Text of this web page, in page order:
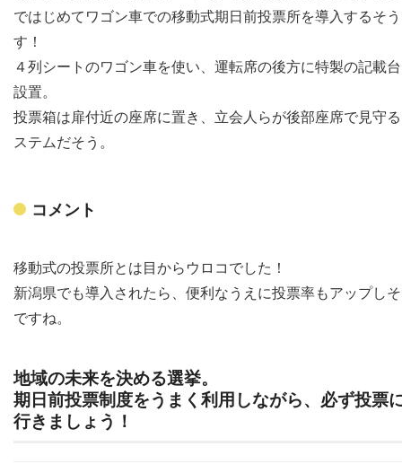
ではじめてワゴン車での移動式期日前投票所を導入するそ
す！
４列シートのワゴン車を使い、運転席の後方に特製の記載
設置。
投票箱は扉付近の座席に置き、立会人らが後部座席で見守
ステムだそう。
コメント
移動式の投票所とは目からウロコでした！
新潟県でも導入されたら、便利なうえに投票率もアップし
ですね。
地域の未来を決める選挙。
期日前投票制度をうまく利用しながら、必ず投票
行きましょう！